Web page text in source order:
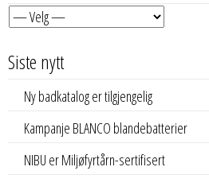
Siste nytt
Ny badkatalog er tilgjengelig
Kampanje BLANCO blandebatterier
NIBU er Miljøfyrtårn-sertifisert